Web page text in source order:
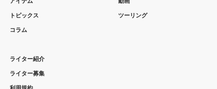
トピックス
コラム
ツーリング
ライター紹介
ライター募集